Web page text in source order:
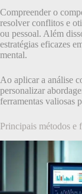
Compreender o
resolver conflitos e
ou pessoal. Além
estratégias eficazes
mental.
Ao aplicar a análise
personalizar
ferramentas valiosas
Principais métodos e